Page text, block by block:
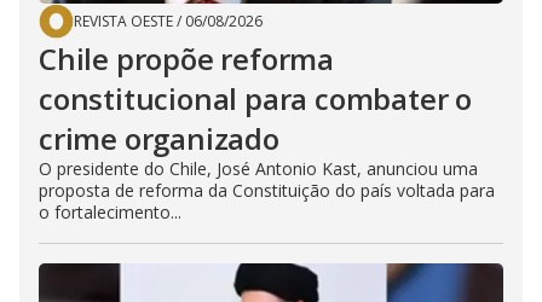
REVISTA OESTE/ 06/08/2026
Chile propõe reforma
constitucional para combater o
crime organizado
O presidente do Chile, José Antonio Kast, anunciou uma
proposta de reforma da Constituição do país voltada para
o fortalecimento...